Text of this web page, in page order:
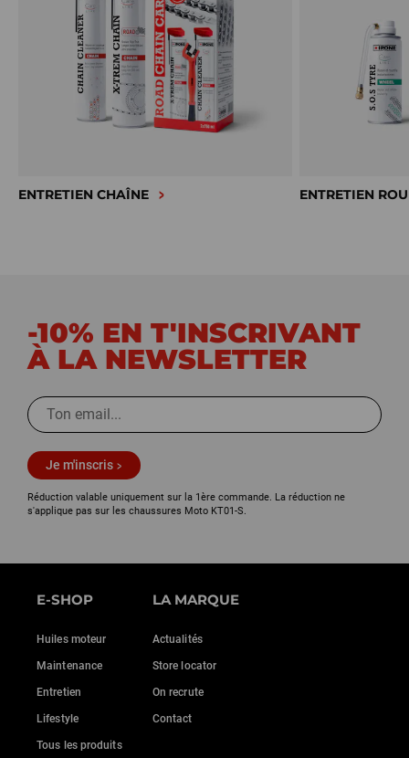
ENTRETIEN CHAÎNE ENTRETIEN
-10% EN T'INSCRIVANT
À LA NEWSLETTER
Je m'inscris
Réduction valable uniquement sur la 1ère commande. La réduction ne
s'applique pas sur les chaussures Moto KT01-S.
E-SHOP
Huiles moteur
Maintenance
Entretien
Lifestyle
Tous les produits
LA MARQUE
Actualités
Store locator
On recrute
Contact